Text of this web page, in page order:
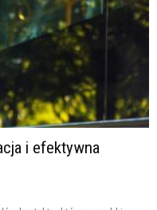
i efektywna